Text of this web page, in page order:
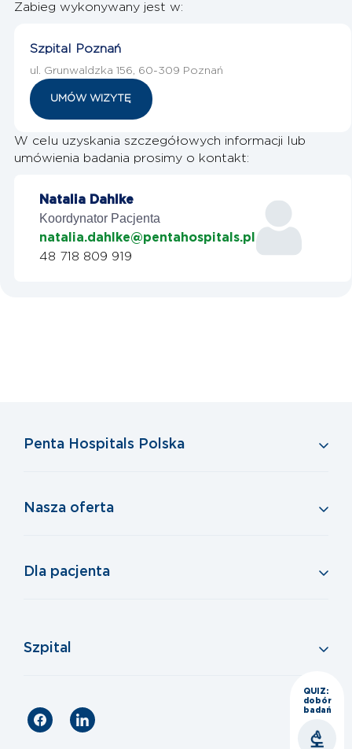
Zabieg wykonywany jest w:
Szpital Poznań
ul. Grunwaldzka 156, 60-309 Poznań
UMÓW WIZYTĘ
W celu uzyskania szczegółowych informacji lub
umówienia badania prosimy o kontakt:
Natalia Dahlke
Koordynator Pacjenta
natalia.dahlke@pentahospitals.pl
48 718 809 919
Penta Hospitals Polska
Nasza oferta
Dla pacjenta
Szpital
QUIZ:
dobór
badań